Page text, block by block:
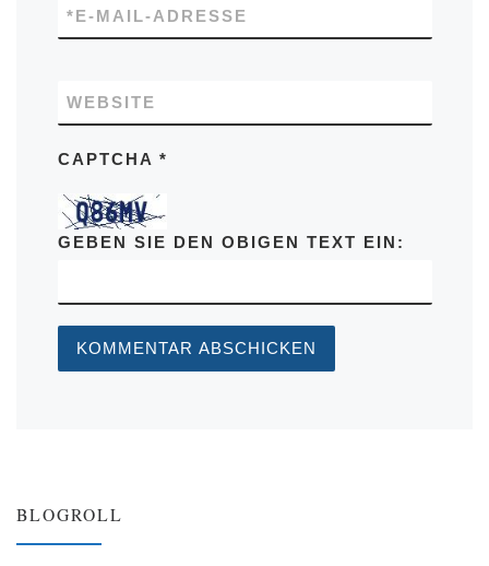
E-MAIL-ADRESSE
*
WEBSITE
CAPTCHA *
GEBEN SIE DEN OBIGEN TEXT EIN:
BLOGROLL